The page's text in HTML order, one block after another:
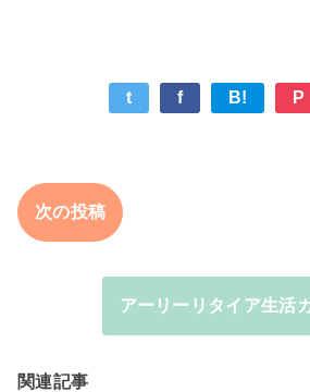
t f B! P
次の投稿
アーリーリタイア生活
関連記事